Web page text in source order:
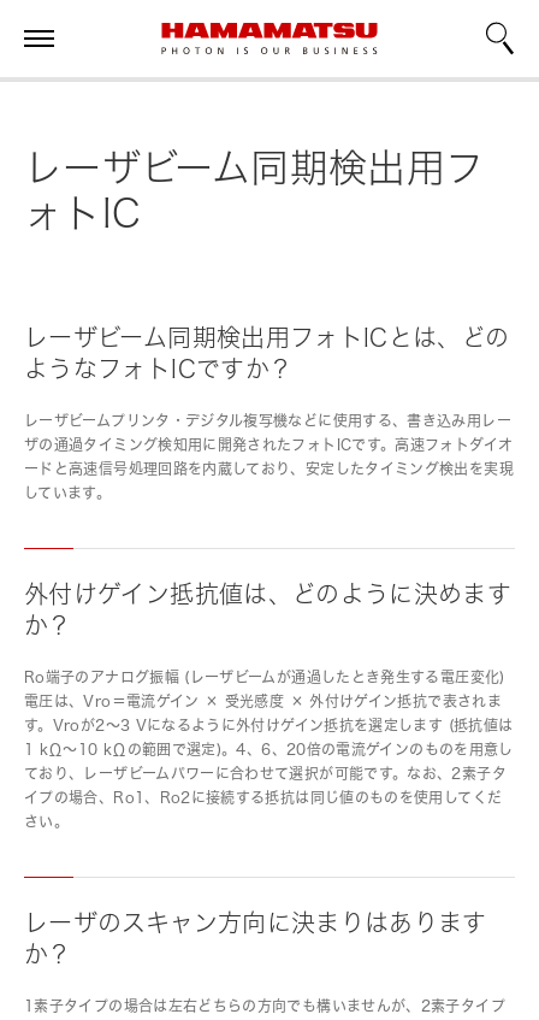
レーザビーム同期検出用フ
ォトIC
レーザビーム同期検出用フォトICとは、どの
ようなフォトICですか？
レーザビームプリンタ・デジタル複写機などに使用する、書き込み用レー
ザの通過タイミング検知用に開発されたフォトICです。高速フォトダイオ
ードと高速信号処理回路を内蔵しており、安定したタイミング検出を実現
しています。
外付けゲイン抵抗値は、どのように決めます
か？
Ro端子のアナログ振幅 (レーザビームが通過したとき発生する電圧変化)
電圧は、Vro＝電流ゲイン × 受光感度 × 外付けゲイン抵抗で表されま
す。Vroが2～3 Vになるように外付けゲイン抵抗を選定します (抵抗値は
1 kΩ～10 kΩの範囲で選定)。4、6、20倍の電流ゲインのものを用意し
ており、レーザビームパワーに合わせて選択が可能です。なお、2素子タ
イプの場合、Ro1、Ro2に接続する抵抗は同じ値のものを使用してくだ
さい。
レーザのスキャン方向に決まりはあります
か？
1素子タイプの場合は左右どちらの方向でも構いませんが、2素子タイプ